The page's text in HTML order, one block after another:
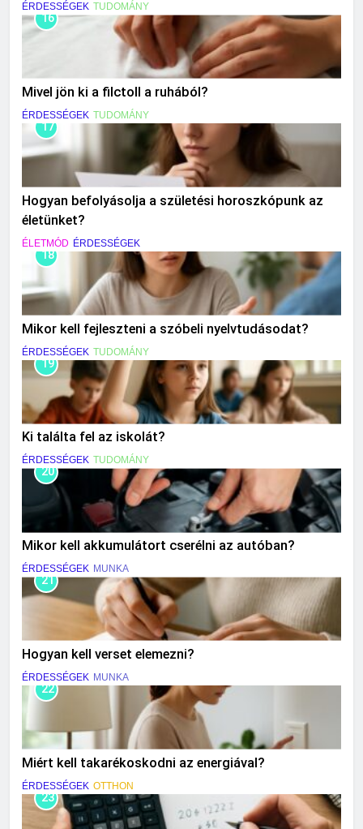
ÉRDESSÉGEK TUDOMÁNY
16
Mivel jön ki a filctoll a ruhából?
ÉRDESSÉGEK TUDOMÁNY
17
Hogyan befolyásolja a születési horoszkópunk az
életünket?
ÉLETMÓD ÉRDESSÉGEK
18
Mikor kell fejleszteni a szóbeli nyelvtudásodat?
ÉRDESSÉGEK TUDOMÁNY
19
Ki találta fel az iskolát?
ÉRDESSÉGEK TUDOMÁNY
20
Mikor kell akkumulátort cserélni az autóban?
ÉRDESSÉGEK MUNKA
21
Hogyan kell verset elemezni?
ÉRDESSÉGEK MUNKA
22
Miért kell takarékoskodni az energiával?
ÉRDESSÉGEK OTTHON
23